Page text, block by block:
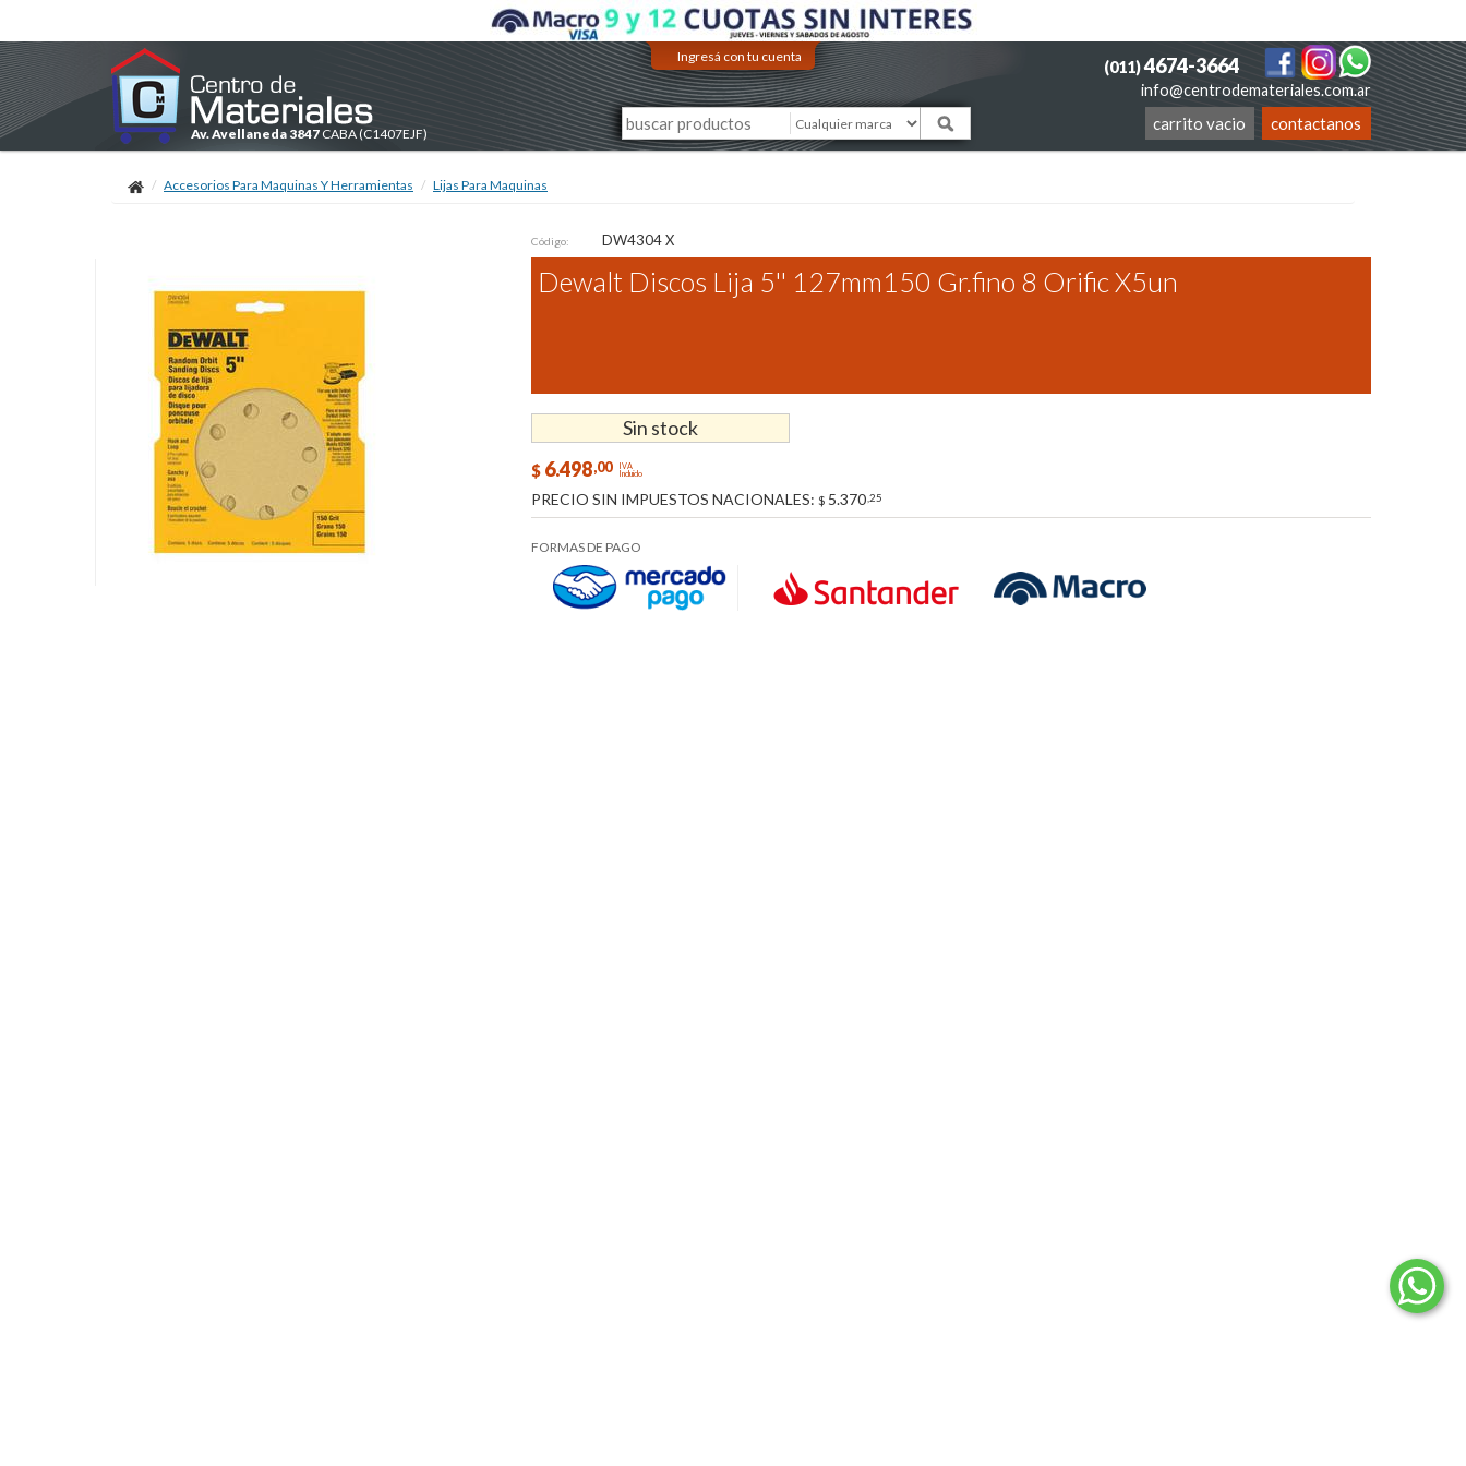
Ingresá con tu cuenta
info@centrodemateriales.com.ar
Av. Avellaneda 3847 CABA(C1407EJF)
(011)4674-3664
contactanos
carrito vacio
Accesorios Para Maquinas Y Herramientas Lijas Para Maquinas
Código: DW4304 X
Dewalt Discos Lija 5'' 127mm150 Gr.fino 8 Orific X5un
Sin stock
$ 6.498,00 IVA
Incluido
PRECIO SIN IMPUESTOS NACIONALES: $ 5.370 ,25
FORMAS DE PAGO